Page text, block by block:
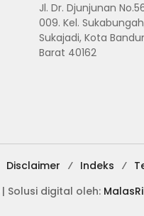
Jl. Dr. Djunjunan
009. Kel.
Sukajadi, Kota
Barat 40162
Disclaimer Indeks
| Solusi digital oleh: